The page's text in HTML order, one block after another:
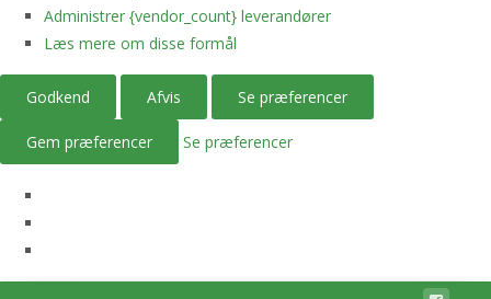
Administrer {vendor_count} leverandører
Læs mere om disse formål
Godkend Afvis Se præferencer
Gem præferencer Se præferencer